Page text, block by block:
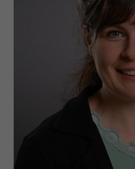
zeigen. Das
persönlich
nur platziert,